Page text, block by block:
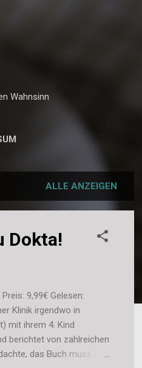
Wahnsinn
ALLE ANZEIGEN
Dokta!
9,99€ Gelesen:
Klinik irgendwo in
mit ihrem 4. Kind
berichtet von zahlreichen
das Buch muss ich